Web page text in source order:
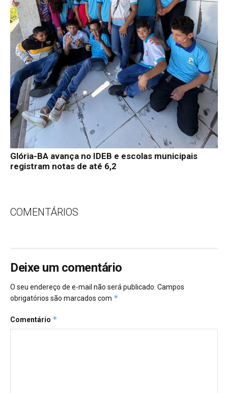
Glória-BA avança no IDEB e escolas municipais
registram notas de até 6,2
COMENTÁRIOS
Deixe um comentário
O seu endereço de e-mail não será publicado. Campos
obrigatórios são marcados com *
Comentário *